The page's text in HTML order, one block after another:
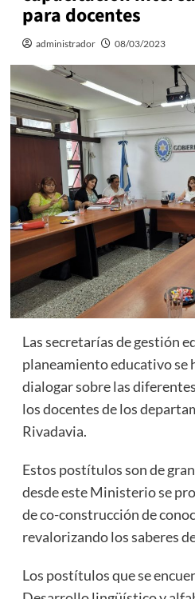
para docentes
administrador 08/03/2023
Las secretarías de gestión
planeamiento educativo se
dialogar sobre las
los docentes de los
Rivadavia.
Estos postítulos son de
desde este Ministerio se
de co-construcción de
revalorizando los saberes
Los postítulos que se